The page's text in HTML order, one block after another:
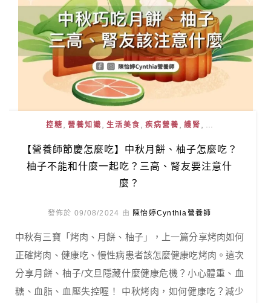
控糖 營養知識 生活美食 疾病營養 護腎
【營養師節慶怎麼吃】中秋月餅、柚子怎麼吃？
柚子不能和什麼一起吃？三高、腎友要注意什
麼？
發佈於 09/08/2024 由 陳怡婷Cynthia營養師
中秋有三寶「烤肉、月餅、柚子」，上一篇分享烤肉如何
正確烤肉、健康吃、慢性病患者該怎麼健康吃烤肉。這次
分享月餅、柚子/文旦隱藏什麼健康危機？小心體重、血
糖、血脂、血壓失控喔！ 中秋烤肉，如何健康吃？減少